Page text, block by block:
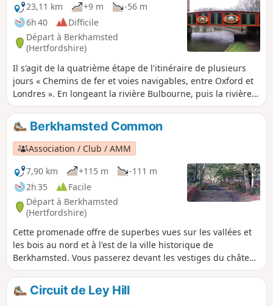
23,11 km
+9 m
-56 m
6h 40
Difficile
Départ à Berkhamsted
(Hertfordshire)
Il s'agit de la quatrième étape de l'itinéraire de plusieurs
jours « Chemins de fer et voies navigables, entre Oxford et
Londres ». En longeant la rivière Bulbourne, puis la rivière
Gade à travers la vallée, cette randonnée offre de
nombreuses choses à découvrir : des péniches, des écluses
et des ponts historiques, la plus ancienne papeterie
mécanisée au monde, ainsi que des réserves naturelles et
le célèbre parc de Cassiobury.
Berkhamsted Common
Association / Club / AMM
7,90 km
+115 m
-111 m
2h 35
Facile
Départ à Berkhamsted
(Hertfordshire)
Cette promenade offre de superbes vues sur les vallées et
les bois au nord et à l'est de la ville historique de
Berkhamsted. Vous passerez devant les vestiges du château
de Berkhamsted, visiterez une réserve naturelle et
traverserez les bois anciens de Frithsden Beeches.
Circuit de Ley Hill